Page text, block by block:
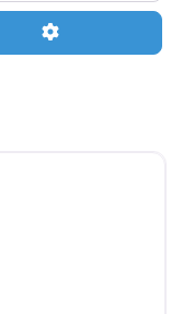
Advanced